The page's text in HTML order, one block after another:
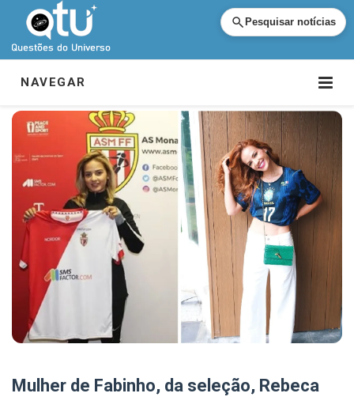
Pesquisar notícias
NAVEGAR
Mulher de Fabinho, da seleção, Rebeca